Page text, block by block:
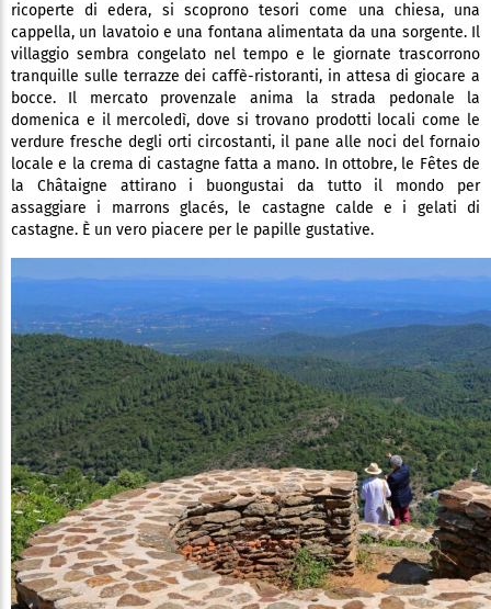
ricoperte di edera, si scoprono tesori come una chiesa, una
cappella, un lavatoio e una fontana alimentata da una sorgente. Il
villaggio sembra congelato nel tempo e le giornate trascorrono
tranquille sulle terrazze dei caffè-ristoranti, in attesa di giocare a
bocce. Il mercato provenzale anima la strada pedonale la
domenica e il mercoledì, dove si trovano prodotti locali come le
verdure fresche degli orti circostanti, il pane alle noci del fornaio
locale e la crema di castagne fatta a mano. In ottobre, le Fêtes de
la Châtaigne attirano i buongustai da tutto il mondo per
assaggiare i marrons glacés, le castagne calde e i gelati di
castagne. È un vero piacere per le papille gustative.